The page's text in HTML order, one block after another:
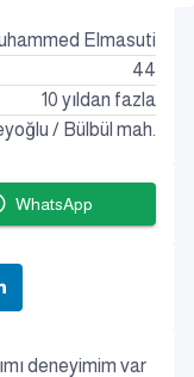
deneyimim var
Elmasuti
44
10 yıldan fazla
/ Bülbül mah.
WhatsApp